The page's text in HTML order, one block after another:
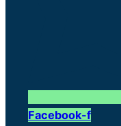
Facebook-f